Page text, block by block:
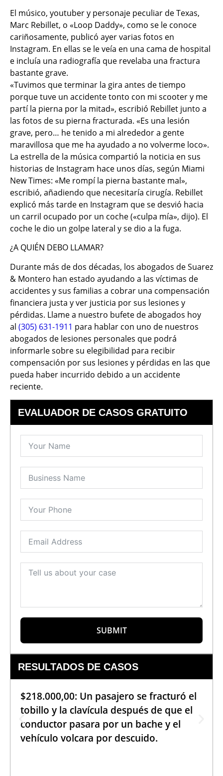
El músico, youtuber y personaje peculiar de Texas,
Marc Rebillet, o «Loop Daddy», como se le conoce
cariñosamente, publicó ayer varias fotos en
Instagram. En ellas se le veía en una cama de hospital
e incluía una radiografía que revelaba una fractura
bastante grave.
«Tuvimos que terminar la gira antes de tiempo
porque tuve un accidente tonto con mi scooter y me
partí la pierna por la mitad», escribió Rebillet junto a
las fotos de su pierna fracturada. «Es una lesión
grave, pero… he tenido a mi alrededor a gente
maravillosa que me ha ayudado a no volverme loco».
La estrella de la música compartió la noticia en sus
historias de Instagram hace unos días, según Miami
New Times: «Me rompí la pierna bastante mal»,
escribió, añadiendo que necesitaría cirugía. Rebillet
explicó más tarde en Instagram que se desvió hacia
un carril ocupado por un coche («culpa mía», dijo). El
coche le dio un golpe lateral y se dio a la fuga.
¿A QUIÉN DEBO LLAMAR?
Durante más de dos décadas, los abogados de Suarez
& Montero han estado ayudando a las víctimas de
accidentes y sus familias a cobrar una compensación
financiera justa y ver justicia por sus lesiones y
pérdidas. Llame a nuestro bufete de abogados hoy
al (305) 631-1911 para hablar con uno de nuestros
abogados de lesiones personales que podrá
informarle sobre su elegibilidad para recibir
compensación por sus lesiones y pérdidas en las que
pueda haber incurrido debido a un accidente
reciente.
EVALUADOR DE CASOS GRATUITO
SUBMIT
RESULTADOS DE CASOS
$218.000,00: Un pasajero se fracturó el
tobillo y la clavícula después de que el
conductor pasara por un bache y el
vehículo volcara por descuido.